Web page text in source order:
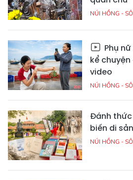
NÚI HỒNG -
Phụ
kể
video
NÚI HỒNG -
Đánh thức
biến di
NÚI HỒNG -